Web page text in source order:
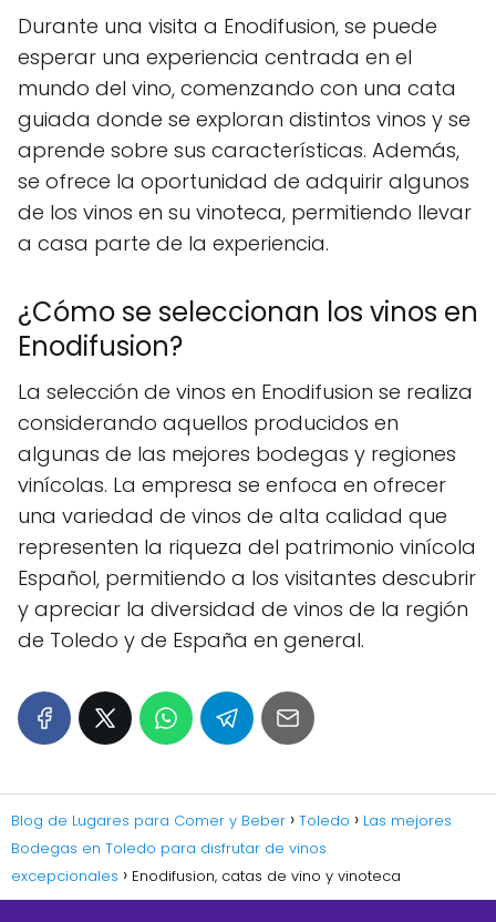
Durante una visita a Enodifusion, se puede
esperar una experiencia centrada en el
mundo del vino, comenzando con una cata
guiada donde se exploran distintos vinos y se
aprende sobre sus características. Además,
se ofrece la oportunidad de adquirir algunos
de los vinos en su vinoteca, permitiendo llevar
a casa parte de la experiencia.
¿Cómo se seleccionan los vinos en
Enodifusion?
La selección de vinos en Enodifusion se realiza
considerando aquellos producidos en
algunas de las mejores bodegas y regiones
vinícolas. La empresa se enfoca en ofrecer
una variedad de vinos de alta calidad que
representen la riqueza del patrimonio vinícola
Español, permitiendo a los visitantes descubrir
y apreciar la diversidad de vinos de la región
de Toledo y de España en general.
Blog de Lugares para Comer y Beber Toledo
Las mejores
Bodegas en Toledo para disfrutar de vinos
excepcionales
Enodifusion, catas de vino y vinoteca